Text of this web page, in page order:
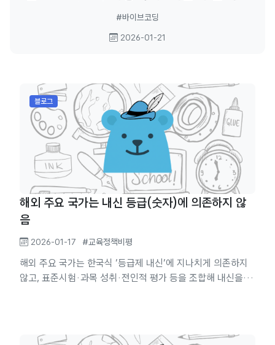
너무 장황하거나 세분화 되어 있거나 불
필요한 챕터도 많아서 인공지능과 협업에
#바이브코딩
2026-01-21
블로그
해외 주요 국가는 내신 등급(숫자)에 의존하지 않
음
2026-01-17 #교육정책비평
해외 주요 국가는 한국식 ‘등급제 내신’에 지나치게 의존하지
않고, 표준시험·과목 성취·전인적 평가 등을 조합해 내신을 보
평가(holistic review)를 채택한다. brunch.co 일부 대학은